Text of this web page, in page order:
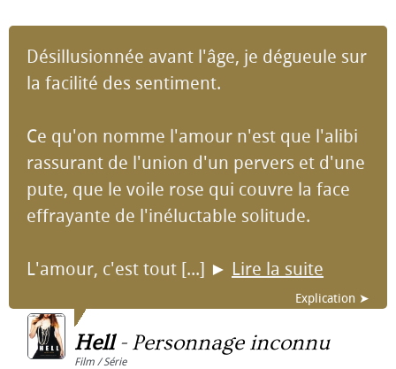
Désillusionnée avant l'âge, je dégueule sur
la facilité des sentiment.
Ce qu'on nomme l'amour n'est que l'alibi
rassurant de l'union d'un pervers et d'une
pute, que le voile rose qui couvre la face
effrayante de l'inéluctable solitude.
L'amour, c'est tout [...] ► Lire la suite
Explication ➤
Hell- Personnage inconnu
Film / Série